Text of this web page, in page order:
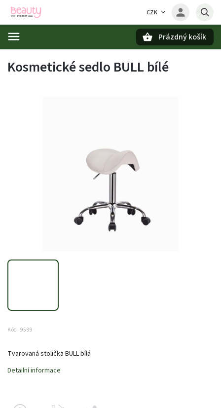
CZK
Prázdný košík
Kosmetické sedlo BULL bílé
Kód: 9599
Tvarovaná stolička BULL bílá
Detailní informace